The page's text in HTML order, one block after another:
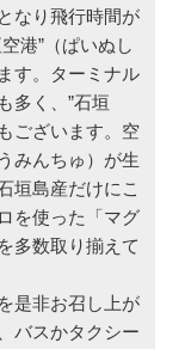
なり飛行時間が
港”（ぱいぬし
す。ターミナル
多く、”石垣
ございます。空
みんちゅ）が生
垣島産だけにこ
を使った「マグ
多数取り揃えて
是非お召し上が
バスかタクシー